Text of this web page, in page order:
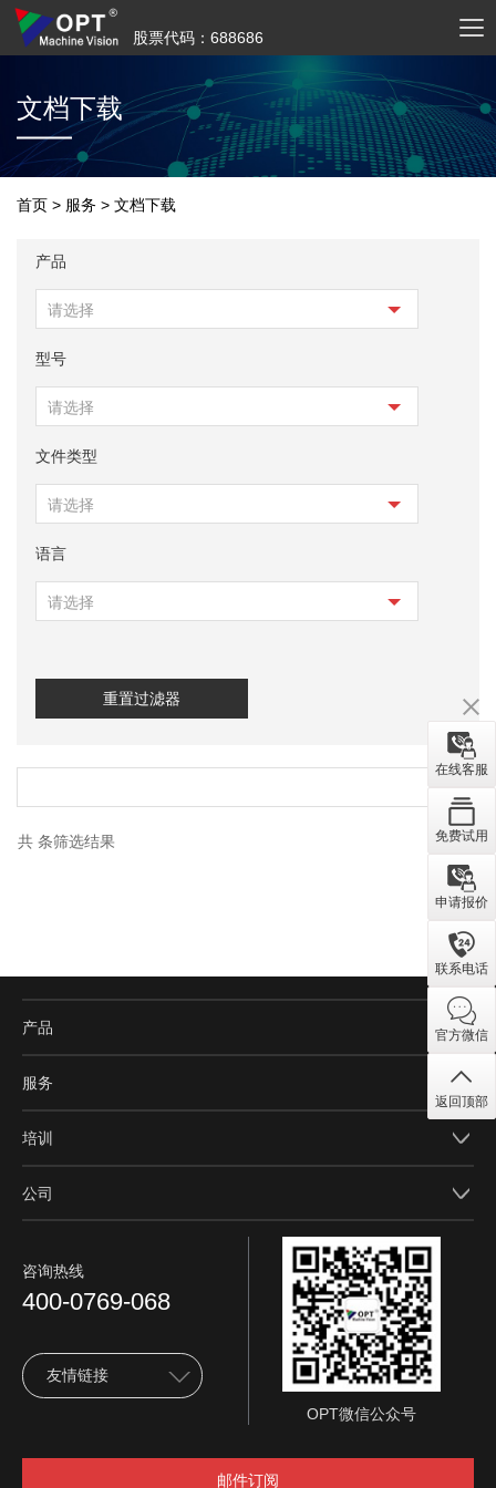
股票代码：688686
文档下载
首页 > 服务 > 文档下载
产品
请选择
型号
请选择
文件类型
请选择
语言
请选择
重置过滤器
共 条筛选结果
产品
服务
培训
公司
咨询热线
400-0769-068
友情链接
OPT微信公众号
邮件订阅
在线客服
免费试用
申请报价
联系电话
官方微信
返回顶部